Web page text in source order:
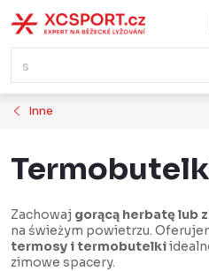
do
treści
Inne
Zachowaj gorącą herbatę lub
na świeżym powietrzu.
termosy i termobutelki
zimowe spacery.